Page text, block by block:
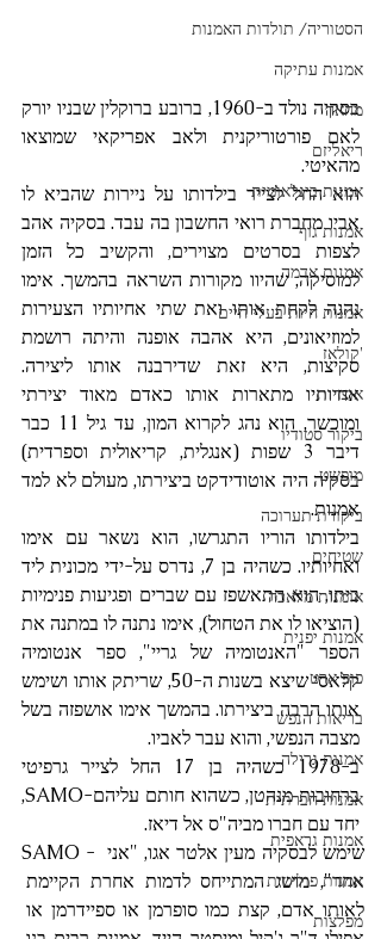
הסטוריה/ תולדות האמנות
אמנות עתיקה
מחאה
ריאליזם
אמנות בינלאומית
אמנות גוף
אמנות אדמה
אמנות חיות בעלי חיים
'קולאז
אוצרות
ביקור סטודיו
מופשט
ביקורת תערוכה
שטיחים
אומנות מלאכה
אמנות יפנית
פופ ארט
בריאות הנפש
אמנות גרילה
אמנות חברתית
אמנות גראפית
אמנות פוליטית
מפלצות
מהאיטי.
אמנות.
מצבה הנפשי, והוא עבר לאביו.
יחד עם חברו מביה"ס אל דיאז.
SAMO - שימש לבסקיה מעין אלטר אגו, "אני